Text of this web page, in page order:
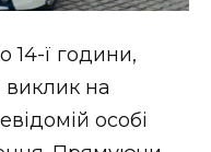
14-ї години,
виклик на
особі